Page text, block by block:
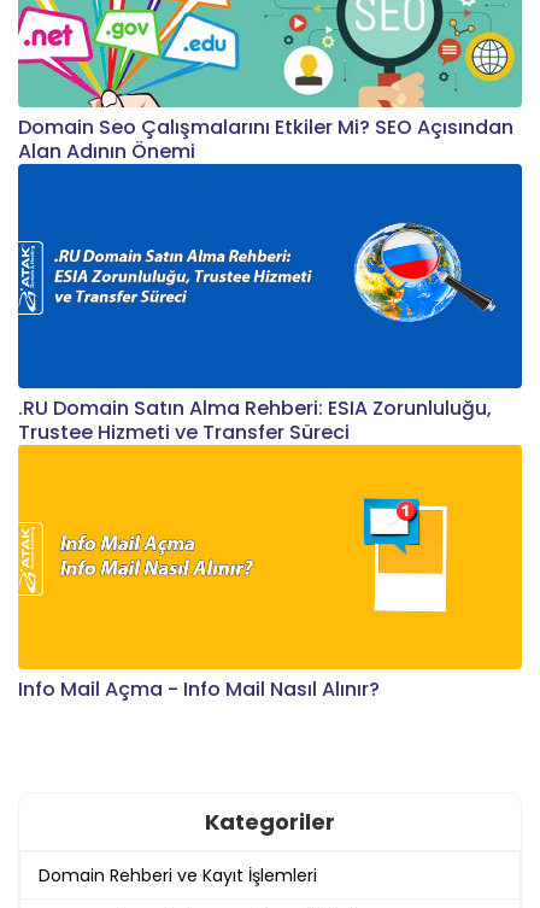
Domain Seo Çalışmalarını Etkiler Mi? SEO Açısından
Alan Adının Önemi
.RU Domain Satın Alma Rehberi: ESIA Zorunluluğu,
Trustee Hizmeti ve Transfer Süreci
Info Mail Açma - Info Mail Nasıl Alınır?
Kategoriler
Domain Rehberi ve Kayıt İşlemleri